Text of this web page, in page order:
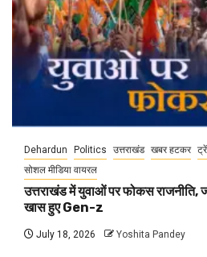
Dehardun Politics उत्तराखंड खबर हटकर
सोशल मीडिया वायरल
उत्तराखंड में युवाओं पर फोकस राजनीति,
खास हुए Gen-z
July 18, 2026 Yoshita Pandey